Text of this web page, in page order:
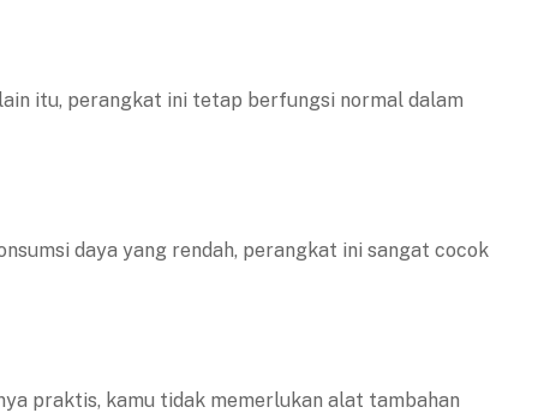
itu, perangkat ini tetap berfungsi normal dalam
daya yang rendah, perangkat ini sangat cocok
praktis, kamu tidak memerlukan alat tambahan